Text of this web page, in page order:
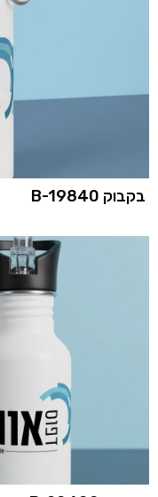
בקבוק B-19840